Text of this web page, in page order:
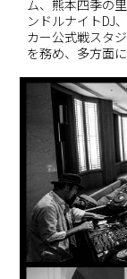
ム、熊本四季の
ンドルナイトDJ
カー公式戦スタ
を務め、多方面に